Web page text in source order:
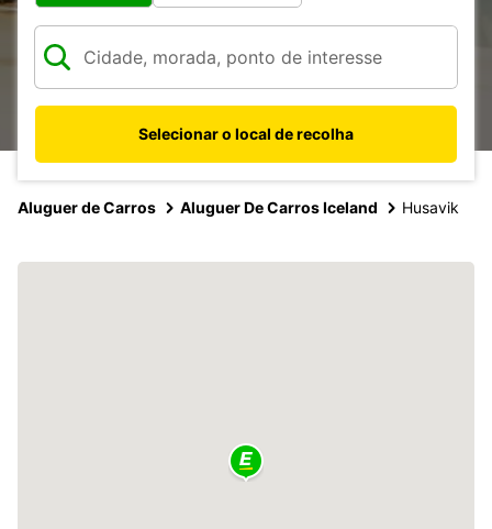
Selecionar o local de recolha
Aluguer de Carros Aluguer De Carros Iceland Husavik